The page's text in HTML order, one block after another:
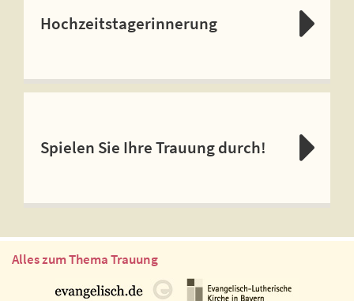
Hochzeitstagerinnerung
Spielen Sie Ihre Trauung durch!
Alles zum Thema Trauung